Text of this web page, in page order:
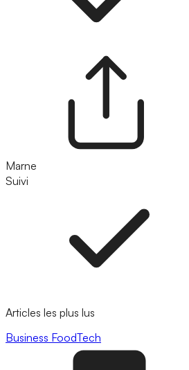
Marne
Suivi
Articles les plus lus
Business FoodTech